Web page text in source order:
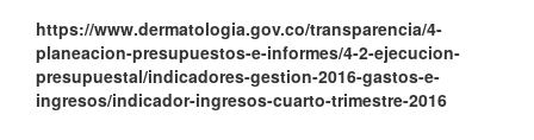
https://www.dermatologia.gov.co/transparencia/4-
planeacion-presupuestos-e-informes/4-2-ejecucion-
presupuestal/indicadores-gestion-2016-gastos-e-
ingresos/indicador-ingresos-cuarto-trimestre-2016